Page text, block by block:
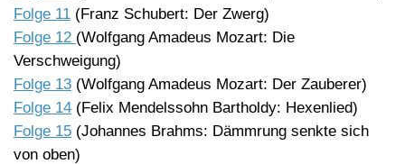
Folge 11 (Franz Schubert: Der Zwerg)
Folge 12 (Wolfgang Amadeus Mozart: Die
Verschweigung)
Folge 13 (Wolfgang Amadeus Mozart: Der Zauberer)
Folge 14 (Felix Mendelssohn Bartholdy: Hexenlied)
Folge 15 (Johannes Brahms: Dämmrung senkte sich
von oben)